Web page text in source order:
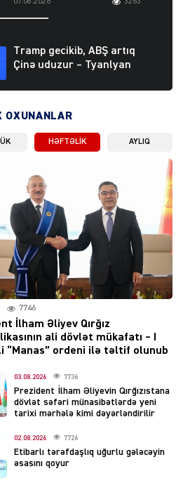
Tramp gecikib, ABŞ artıq
Çinə uduzur – Tyanlyan
Zərdabda qəsdən yanğın
törədən şəxs saxlanıldı
Kiyevdə əlinə silah alıb
döyüşdü, Azərbaycanda
həbs olundu – MƏHKƏMƏ İŞİ
04.08.2026
80 manatlıq Prezident
təqaüdü ilə bağlı VACİB
AÇIQLAMA
Cəza çəkən şəxs məhkum
öldürüb…
04.08.2026
OXUNANLAR
HƏFTƏLIK AYLIQ
7746
İlham Əliyev Qırğız
ali dövlət mükafatı – I
“Manas” ordeni ilə təltif olunub
03.08.2026 7736
Prezident İlham Əliyevin Qırğızıstana
dövlət səfəri münasibətlərdə yeni
tarixi mərhələ kimi dəyərləndirilir
02.08.2026 7726
Etibarlı tərəfdaşlıq uğurlu gələcəyin
əsasını qoyur